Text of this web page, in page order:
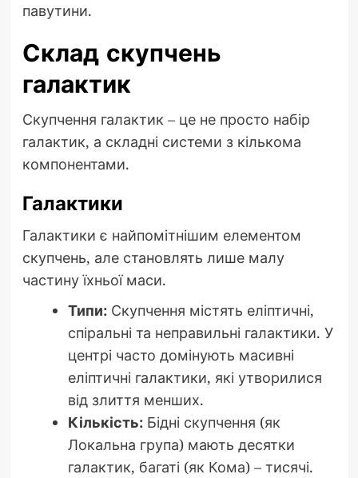
павутини.
Склад скупчень
галактик
Скупчення галактик – це не просто набір
галактик, а складні системи з кількома
компонентами.
Галактики
Галактики є найпомітнішим елементом
скупчень, але становлять лише малу
частину їхньої маси.
Типи:Скупчення містять еліптичні,
спіральні та неправильні галактики. У
центрі часто домінують масивні
еліптичні галактики, які утворилися
від злиття менших.
Кількість:Бідні скупчення (як
Локальна група) мають десятки
галактик, багаті (як Кома) – тисячі.